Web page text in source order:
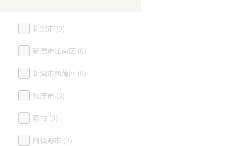
新潟市 (0)
新潟市江南区 (0)
新潟市西蒲区 (0)
加茂市 (0)
燕市 (0)
阿賀野市 (0)